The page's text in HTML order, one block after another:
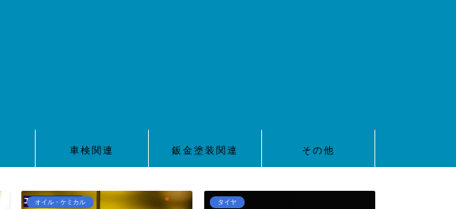
車検関連 鈑金塗装関連 その他
オイル・ケミカル タイヤ